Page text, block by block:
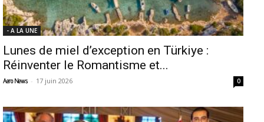
- A LA UNE
Lunes de miel d’exception en Türkiye :
Réinventer le Romantisme et...
Aero News - 17 juin 2026 0